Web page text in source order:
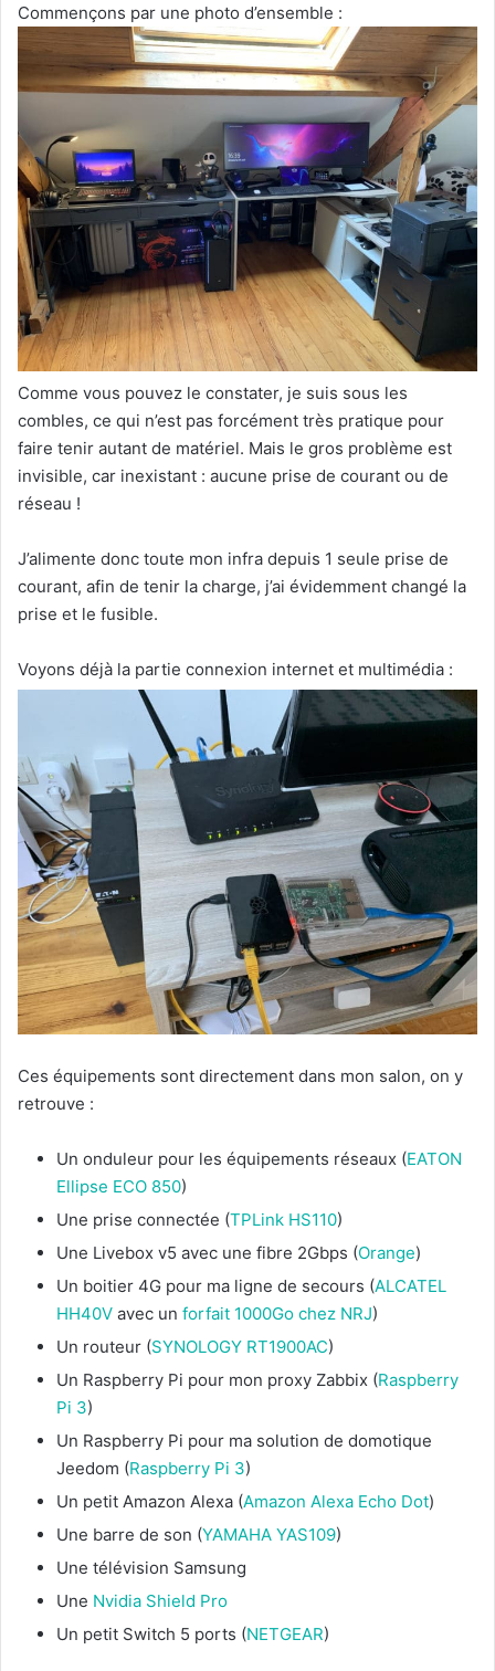
Commençons par une photo d’ensemble :
Comme vous pouvez le constater, je suis sous les
combles, ce qui n’est pas forcément très pratique pour
faire tenir autant de matériel. Mais le gros problème est
invisible, car inexistant : aucune prise de courant ou de
réseau !
J’alimente donc toute mon infra depuis 1 seule prise de
courant, afin de tenir la charge, j’ai évidemment changé la
prise et le fusible.
Voyons déjà la partie connexion internet et multimédia :
Ces équipements sont directement dans mon salon, on y
retrouve :
Un onduleur pour les équipements réseaux (EATON
Ellipse ECO 850)
Une prise connectée (TPLink HS110)
Une Livebox v5 avec une fibre 2Gbps (Orange)
Un boitier 4G pour ma ligne de secours (ALCATEL
HH40V avec un forfait 1000Go chez NRJ)
Un routeur (SYNOLOGY RT1900AC)
Un Raspberry Pi pour mon proxy Zabbix (Raspberry
Pi 3)
Un Raspberry Pi pour ma solution de domotique
Jeedom (Raspberry Pi 3)
Un petit Amazon Alexa (Amazon Alexa Echo Dot)
Une barre de son (YAMAHA YAS109)
Une télévision Samsung
Une Nvidia Shield Pro
Un petit Switch 5 ports (NETGEAR)